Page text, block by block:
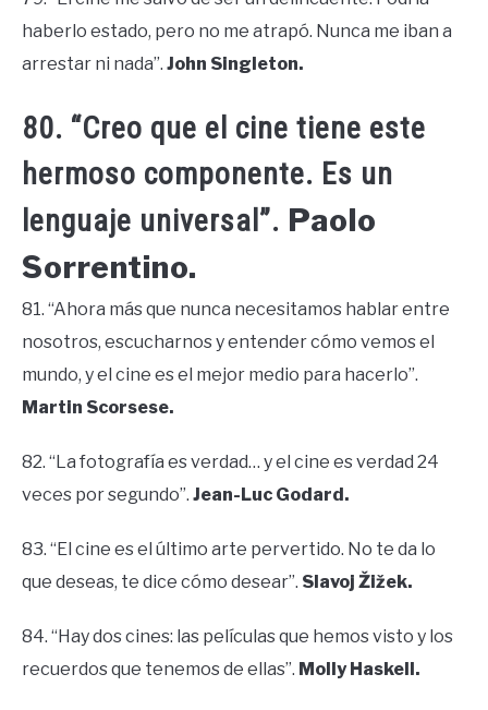
haberlo estado, pero no me atrapó. Nunca me iban a
arrestar ni nada”. John Singleton.
80. “Creo que el cine tiene este
hermoso componente. Es un
lenguaje universal”. Paolo
Sorrentino.
81. “Ahora más que nunca necesitamos hablar entre
nosotros, escucharnos y entender cómo vemos el
mundo, y el cine es el mejor medio para hacerlo”.
Martin Scorsese.
82. “La fotografía es verdad… y el cine es verdad 24
veces por segundo”. Jean-Luc Godard.
83. “El cine es el último arte pervertido. No te da lo
que deseas, te dice cómo desear”. Slavoj Žižek.
84. “Hay dos cines: las películas que hemos visto y los
recuerdos que tenemos de ellas”. Molly Haskell.